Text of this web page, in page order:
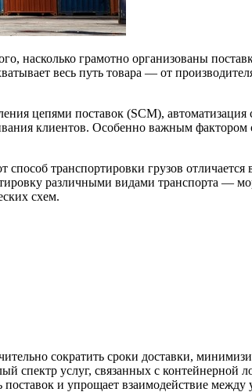
насколько грамотно организованы
весь путь товара — от
цепями поставок (SCM), автоматизация
клиентов. Особенно важным фактором
способ транспортировки грузов
различными видами транспорта —
схем.
сократить сроки доставки,
спектр услуг, связанных с контейнерной
и упрощает взаимодействие между